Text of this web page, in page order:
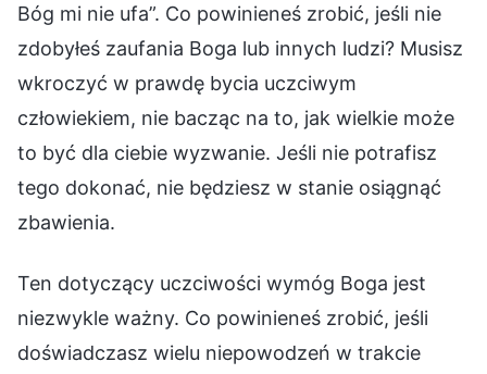
Bóg mi nie ufa”. Co powinieneś zrobić, jeśli nie
zdobyłeś zaufania Boga lub innych ludzi? Musisz
wkroczyć w prawdę bycia uczciwym
człowiekiem, nie bacząc na to, jak wielkie może
to być dla ciebie wyzwanie. Jeśli nie potrafisz
tego dokonać, nie będziesz w stanie osiągnąć
zbawienia.
Ten dotyczący uczciwości wymóg Boga jest
niezwykle ważny. Co powinieneś zrobić, jeśli
doświadczasz wielu niepowodzeń w trakcie